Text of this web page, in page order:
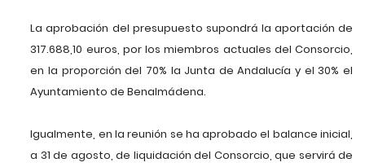
La aprobación del presupuesto supondrá la aportación de
317.688,10 euros, por los miembros actuales del Consorcio,
en la proporción del 70% la Junta de Andalucía y el 30% el
Ayuntamiento de Benalmádena.
Igualmente, en la reunión se ha aprobado el balance inicial,
a 31 de agosto, de liquidación del Consorcio, que servirá de